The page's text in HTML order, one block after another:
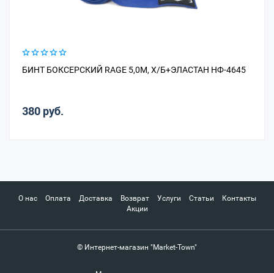
БИНТ БОКСЕРСКИЙ RAGE 5,0М, Х/Б+ЭЛАСТАН НФ-4645
380 руб.
О нас Оплата Доставка Возврат Услуги Статьи
Контакты
Акции
© Интернет-магазин "Market-Town"